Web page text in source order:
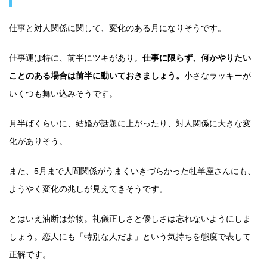
仕事と対人関係に関して、変化のある月になりそうです。
仕事運は特に、前半にツキがあり。 仕事に限らず、何かやりたい
ことのある場合は前半に動いておきましょう。 小さなラッキーが
いくつも舞い込みそうです。
月半ばくらいに、結婚が話題に上がったり、対人関係に大きな変
化がありそう。
また、5月まで人間関係がうまくいきづらかった牡羊座さんにも、
ようやく変化の兆しが見えてきそうです。
とはいえ油断は禁物。礼儀正しさと優しさは忘れないようにしま
しょう。恋人にも「特別な人だよ」という気持ちを態度で表して
正解です。